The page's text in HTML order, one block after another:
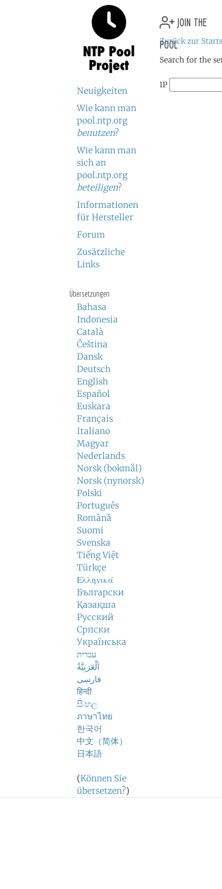
Neuigkeiten
Wie kann man
pool.ntp.org
benutzen?
Wie kann man
sich an
pool.ntp.org
beteiligen?
Informationen
für Hersteller
Forum
Zusätzliche
Links
Übersetzungen
Bahasa
Indonesia
Català
Čeština
Dansk
Deutsch
English
Español
Euskara
Français
Italiano
Magyar
Nederlands
Norsk (bokmål)
Norsk (nynorsk)
Polski
Português
Română
Suomi
Svenska
Tiếng Việt
Türkçe
Ελληνικά
Български
Қазақша
Русский
Српски
Українська
עברית
اَلْعَرَبِيَّةُ
فارسی
हिन्दी
සිංහල
ภาษาไทย
한국어
中文（简体）
日本語
(Können Sie
übersetzen?)
join the
pool
Zurück zur
Search for the
IP